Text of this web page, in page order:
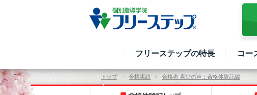
フリーステップの特長 コー
トップ 合格実績 合格者 喜びの声：合格体験記編